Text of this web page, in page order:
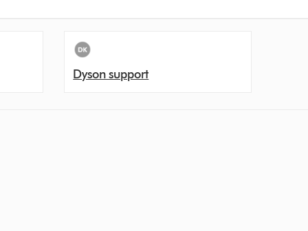
Dyson support